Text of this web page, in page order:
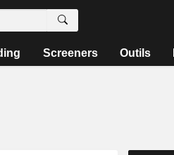
Screeners Outils